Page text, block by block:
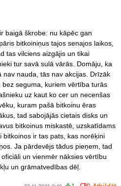
baigā škrobe: nu kāpēc gan
bitkoiniņus tajos senajos laikos,
tas vilciens aizgājis un tikai
tur savā sulā vārās. Domāju, ka
nauda, tās nav akcijas. Drīzāk
seguma, kuriem vērtība turās
uz kaut ko cer un necenšas
kuram pašā bitkoinu ēras
tad sabojājās cietais disks un
bitkoinus miskastē, uzskatīdams
bitkoinos ir tas pats, kas norēķini
Ja pārdevējs tādus pieņem, tad
un vienmēr nāksies vērtību
un grāmatvedības dēļ.